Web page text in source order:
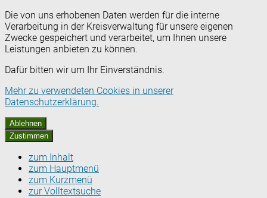
Die von uns erhobenen Daten werden für die interne
Verarbeitung in der Kreisverwaltung für unsere eigenen
Zwecke gespeichert und verarbeitet, um Ihnen unsere
Leistungen anbieten zu können.
Dafür bitten wir um Ihr Einverständnis.
Mehr zu verwendeten Cookies in unserer
Datenschutzerklärung.
Ablehnen
Zustimmen
zum Inhalt
zum Hauptmenü
zum Kurzmenü
zur Volltextsuche